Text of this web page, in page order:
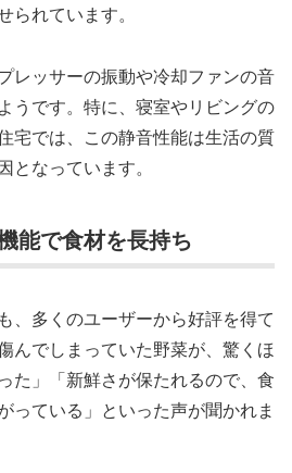
れています。
レッサーの振動や冷却ファンの音
うです。特に、寝室やリビングの
宅では、この静音性能は生活の質
となっています。
能で食材を長持ち
、多くのユーザーから好評を得て
んでしまっていた野菜が、驚くほ
た」「新鮮さが保たれるので、食
っている」といった声が聞かれま